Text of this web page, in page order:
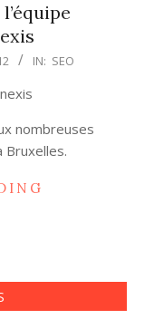
IN: SEO
nombreuses